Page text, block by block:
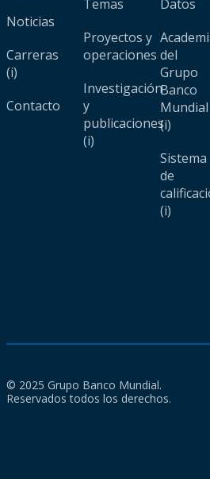
Noticias
Carreras
(i)
Contacto
Temas
Proyectos y
operaciones
Investigación
y
publicaciones
(i)
Datos
del
Grupo
Banco
Mundial
(i)
Sistema
de
(i)
© 2025 Grupo Banco Mundial.
Reservados todos los derechos.